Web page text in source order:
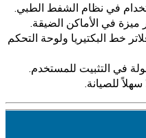
في نظام الشفط الطبي.
في الأماكن الضيقة.
خط البكتيريا ولوحة التحكم
في التثبيت للمستخدم.
للصيانة.